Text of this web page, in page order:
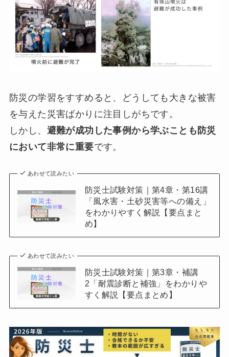
防災の学習をすすめると、どうしても大きな被害
を与えた災害ばかりに注目しがちです。
しかし、 避難が成功した事例から学ぶことも防災
において非常に重要です。
あわせて読みたい
防災士試験対策｜第4章・第16講
「風水害・土砂災害等への備え」
をわかりやすく解説【要点まと
め】
あわせて読みたい
防災士試験対策｜第3章・補講
2「耐震診断と補強」をわかりや
すく解説【要点まとめ】